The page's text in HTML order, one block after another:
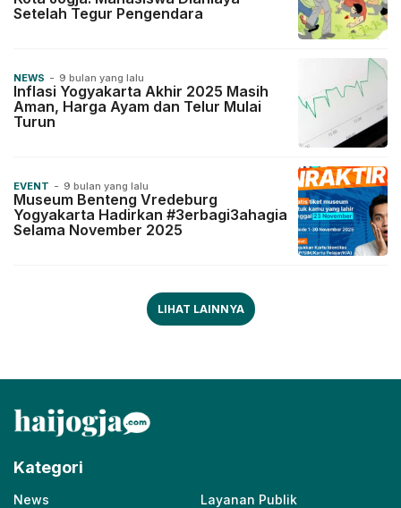
Setelah Tegur Pengendara
NEWS - 9 bulan yang lalu
Inflasi Yogyakarta Akhir 2025 Masih
Aman, Harga Ayam dan Telur Mulai
Turun
EVENT - 9 bulan yang lalu
Museum Benteng Vredeburg
Yogyakarta Hadirkan #3erbagi3ahagia
Selama November 2025
LIHAT LAINNYA
Kategori
News
Layanan Publik